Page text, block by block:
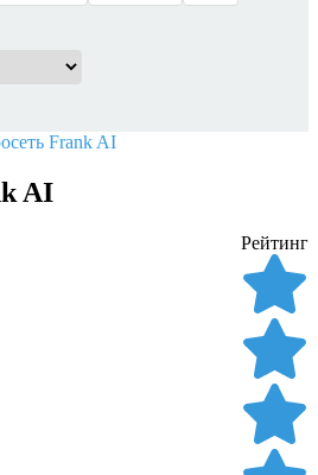
Frank AI
AI
Рейтинг